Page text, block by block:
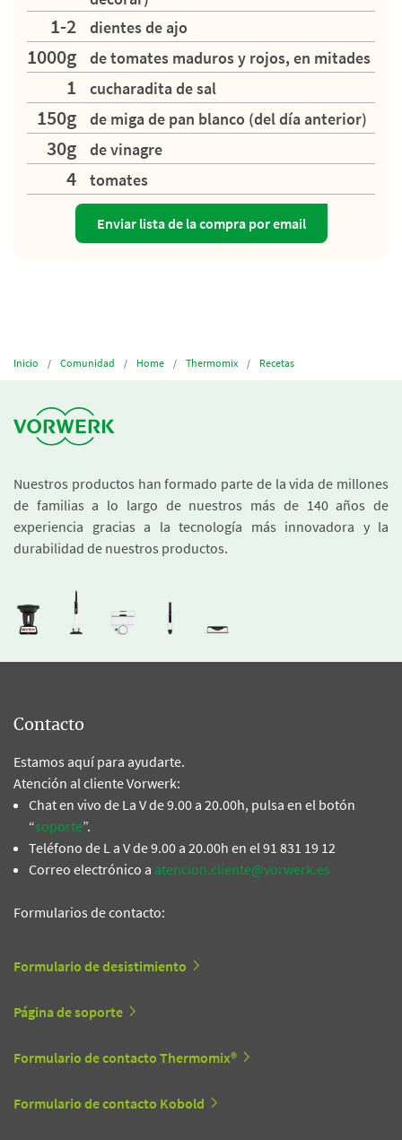
1-2 dientes de ajo
1000g de tomates maduros y rojos, en mitades
1 cucharadita de sal
150g de miga de pan blanco (del día anterior)
30g de vinagre
4 tomates
Enviar lista de la compra por email
Inicio Comunidad Home Thermomix Recetas
Nuestros productos han formado parte de la vida de millones
de familias a lo largo de nuestros más de 140 años de
experiencia gracias a la tecnología más innovadora y la
durabilidad de nuestros productos.
Contacto
Estamos aquí para ayudarte.
Atención al cliente Vorwerk:
Chat en vivo de La V de 9.00 a 20.00h, pulsa en el botón
“soporte”.
Teléfono de L a V de 9.00 a 20.00h en el 91 831 19 12
Correo electrónico a atencion.cliente@vorwerk.es
Formularios de contacto:
Formulario de desistimiento
Página de soporte
Formulario de contacto Thermomix®
Formulario de contacto Kobold